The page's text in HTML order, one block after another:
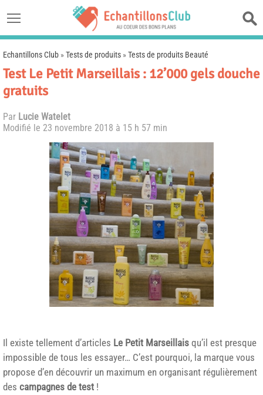
Echantillons Club »Tests de produits »Tests de produits Beauté
Test Le Petit Marseillais : 12’000 gels douche
gratuits
Par Lucie Watelet
Modifié le 23 novembre 2018 à 15 h 57 min
Il existe tellement d’articles Le Petit Marseillais qu’il est presque
impossible de tous les essayer… C’est pourquoi, la marque vous
propose d’en découvrir un maximum en organisant régulièrement
des campagnes de test !